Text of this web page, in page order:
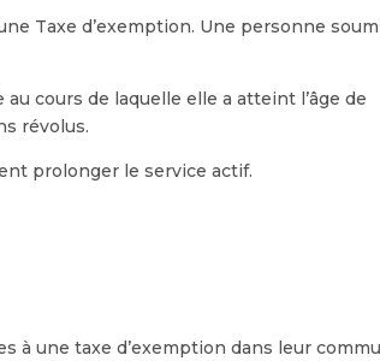
Taxe d’exemption. Une personne
cours de laquelle elle a atteint l’âge de
révolus.
prolonger le service actif.
à une taxe d’exemption dans leur